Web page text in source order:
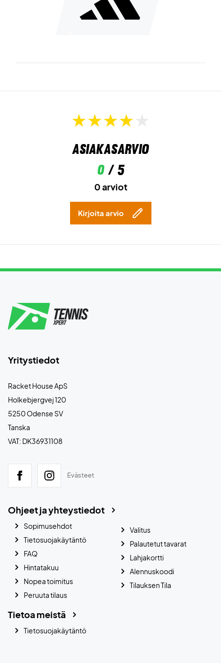
Asiakasarvio
0/ 5
0 arviot
Kirjoita arvio
Yritystiedot
Racket House ApS
Holkebjergvej 120
5250 Odense SV
Tanska
VAT: DK36931108
Evästeet
Ohjeet ja yhteystiedot
Sopimusehdot
Tietosuojakäytäntö
FAQ
Hintatakuu
Nopea toimitus
Peruuta tilaus
Valitus
Palautetut tavarat
Lahjakortti
Alennuskoodi
Tilauksen Tila
Tietoa meistä
Tietosuojakäytäntö